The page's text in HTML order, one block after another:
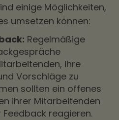
einige Möglichkeiten,
umsetzen können:
Regelmäßige
ihre
Vorschläge zu
sollten ein offenes
ihrer Mitarbeitenden
reagieren.